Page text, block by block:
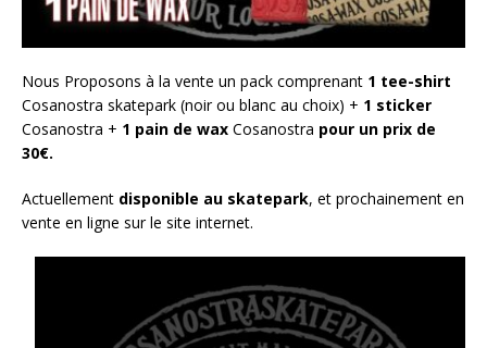
Nous Proposons à la vente un pack comprenant 1 tee-shirt
Cosanostra skatepark (noir ou blanc au choix) + 1 sticker
Cosanostra + 1 pain de wax Cosanostra pour un prix de
30€.
Actuellement disponible au skatepark, et prochainement en
vente en ligne sur le site internet.